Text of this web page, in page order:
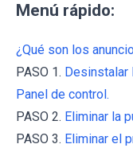
Menú rápido:
¿Qué son los
PASO 1. Desinstalar
Panel de control.
PASO 2. Eliminar la
PASO 3. Eliminar el